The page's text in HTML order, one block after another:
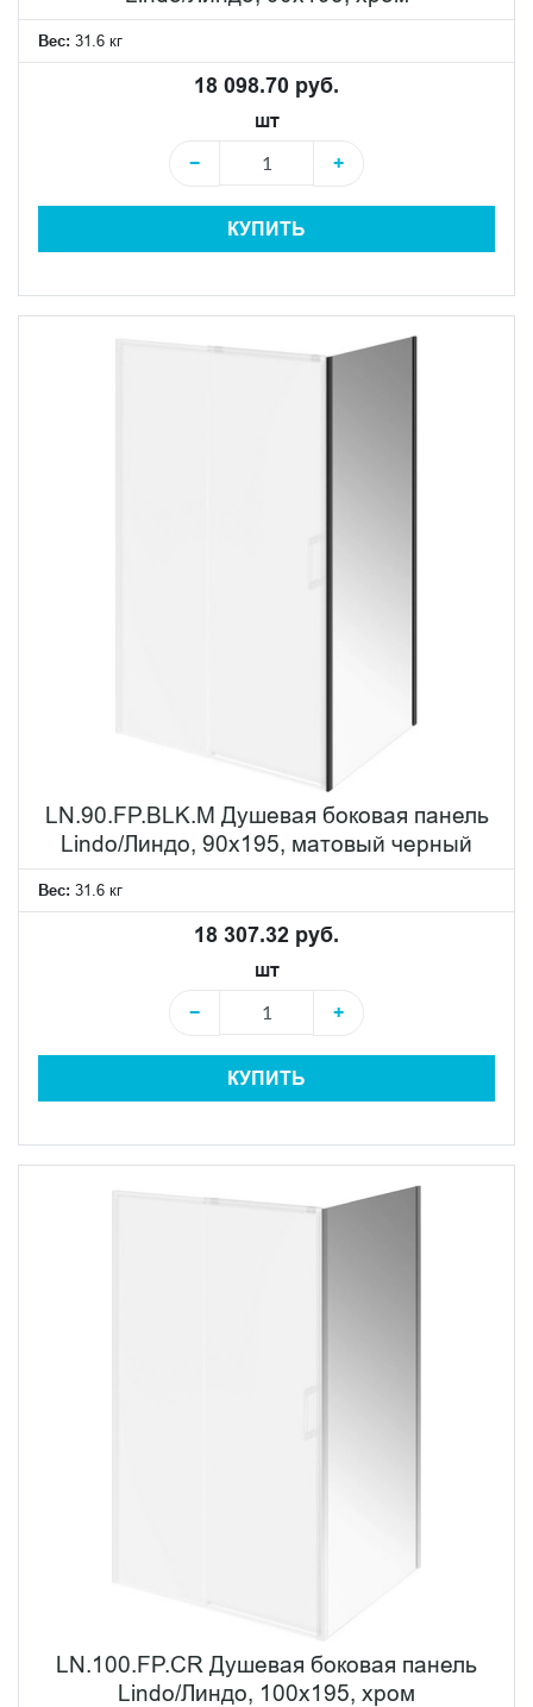
Вес: 31.6 кг
18 098.70 руб.
шт
−
+
КУПИТЬ
LN.90.FP.BLK.M Душевая боковая панель
Lindo/Линдо, 90х195, матовый черный
Вес: 31.6 кг
18 307.32 руб.
шт
−
+
КУПИТЬ
LN.100.FP.CR Душевая боковая панель
Lindo/Линдо, 100х195, хром